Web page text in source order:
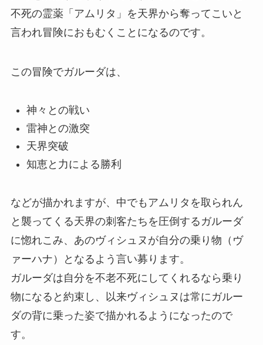
不死の霊薬「アムリタ」を天界から奪ってこいと
言われ冒険におもむくことになるのです。
この冒険でガルーダは、
神々との戦い
雷神との激突
天界突破
知恵と力による勝利
などが描かれますが、中でもアムリタを取られん
と襲ってくる天界の刺客たちを圧倒するガルーダ
に惚れこみ、あのヴィシュヌが自分の乗り物（ヴ
ァーハナ）となるよう言い募ります。
ガルーダは自分を不老不死にしてくれるなら乗り
物になると約束し、以来ヴィシュヌは常にガルー
ダの背に乗った姿で描かれるようになったので
す。